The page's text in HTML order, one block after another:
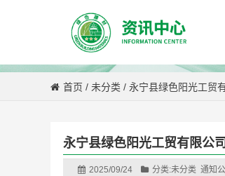
首页 / 未分类 / 永宁县绿色阳光工贸
永宁县绿色阳光工贸有限公
2025/09/24 分类:未分类 通知